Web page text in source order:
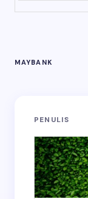
MAYBANK
PENULIS